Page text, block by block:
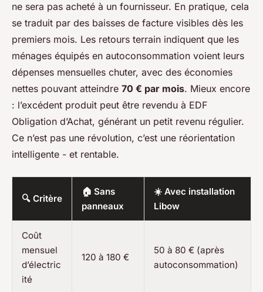
ne sera pas acheté à un fournisseur. En pratique, cela
se traduit par des baisses de facture visibles dès les
premiers mois. Les retours terrain indiquent que les
ménages équipés en autoconsommation voient leurs
dépenses mensuelles chuter, avec des économies
nettes pouvant atteindre 70 € par mois. Mieux encore
: l’excédent produit peut être revendu à EDF
Obligation d’Achat, générant un petit revenu régulier.
Ce n’est pas une révolution, c’est une réorientation
intelligente - et rentable.
🔍 Critère
🏠 Sans
panneaux
☀️ Avec installation
Libow
Coût
mensuel
d’électric
ité
120 à 180 €
50 à 80 € (après
autoconsommation)